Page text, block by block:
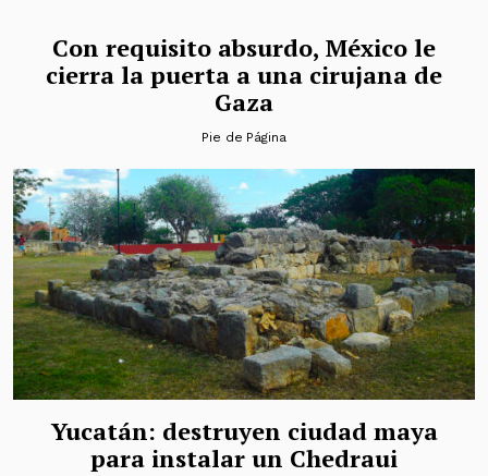
Con requisito absurdo, México le
cierra la puerta a una cirujana de
Gaza
Pie de Página
Yucatán: destruyen ciudad maya
para instalar un Chedraui